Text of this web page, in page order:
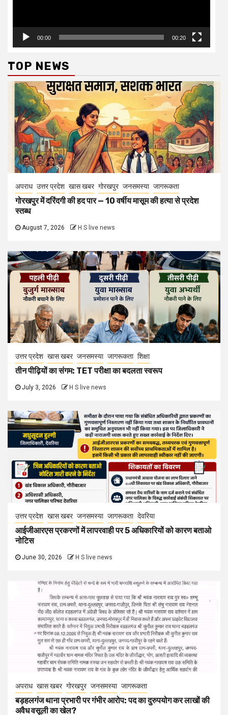
00:00 00:20
TOP NEWS
अपराध उत्तर प्रदेश खास खबर गोरखपुर जनसमस्या जागरूकता
गोरखपुर में दरिंदगी की हद पार — 10 वर्षीय मासूम की हत्या से प्रदेश
स्तब्ध
August 7, 2026 H S live news
उत्तर प्रदेश खास खबर जनसमस्या जागरूकता शिक्षा
तीन पीढ़ियों का संगम: TET परीक्षा का बदलता स्वरूप
July 3, 2026 H S live news
उत्तर प्रदेश खास खबर जनसमस्या जागरूकता देवरिया
आईजीआरएस प्रकरणों में लापरवाही पर 5 अधिकारियों को कारण बताओ
नोटिस
June 30, 2026 H S live news
अपराध खास खबर गोरखपुर जनसमस्या जागरूकता
बड़हलगंज थाना प्रभारी पर गंभीर आरोप: पद का दुरुपयोग कर लाखों की
अवैध वसूली का खेल?